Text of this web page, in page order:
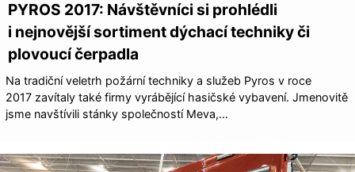
PYROS 2017: Návštěvníci si prohlédli
i nejnovější sortiment dýchací techniky či
plovoucí čerpadla
Na tradiční veletrh požární techniky a služeb Pyros v roce
2017 zavítaly také firmy vyrábějící hasičské vybavení. Jmenovitě
jsme navštívili stánky společností Meva,…